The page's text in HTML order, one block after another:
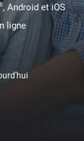
, Android et iOS
ligne